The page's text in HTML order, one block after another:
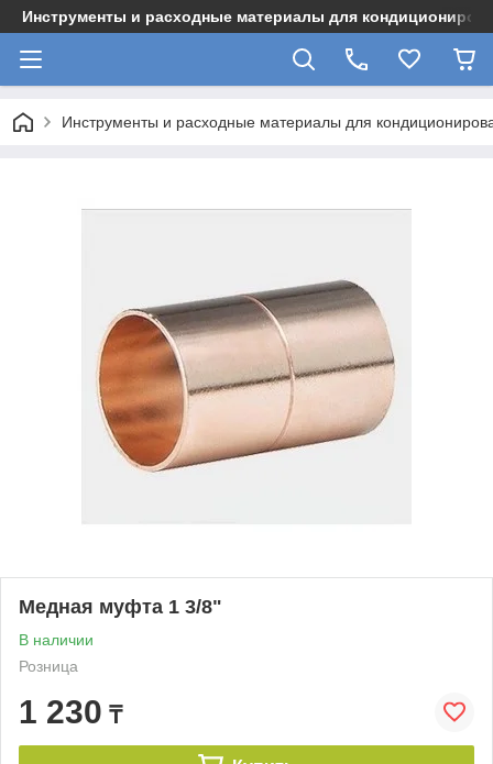
Инструменты и расходные материалы для
Инструменты и расходные материалы для
Медная муфта 1 3/8"
В наличии
Розница
1 230 ₸